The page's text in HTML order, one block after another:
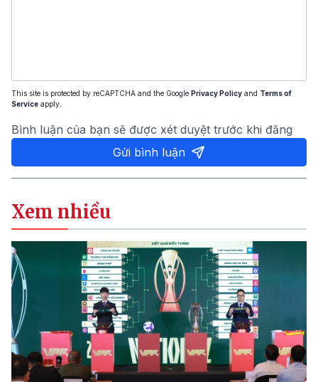
This site is protected by reCAPTCHA and the Google Privacy Policy and Terms of
Service apply.
Bình luận của bạn sẽ được xét duyệt trước khi đăng
Gửi bình luận
Xem nhiều